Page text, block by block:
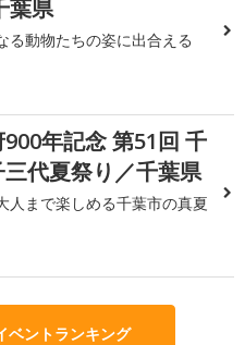
葉県
る動物たちの姿に出合える
年記念 第51回 千
代夏祭り／千葉県
人まで楽しめる千葉市の真夏
ベントランキング